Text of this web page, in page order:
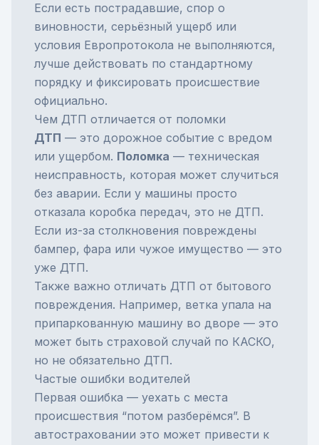
Если есть пострадавшие, спор о
виновности, серьёзный ущерб или
условия Европротокола не выполняются,
лучше действовать по стандартному
порядку и фиксировать происшествие
официально.
Чем ДТП отличается от поломки
ДТП — это дорожное событие с вредом
или ущербом. Поломка — техническая
неисправность, которая может случиться
без аварии. Если у машины просто
отказала коробка передач, это не ДТП.
Если из-за столкновения повреждены
бампер, фара или чужое имущество — это
уже ДТП.
Также важно отличать ДТП от бытового
повреждения. Например, ветка упала на
припаркованную машину во дворе — это
может быть страховой случай по КАСКО,
но не обязательно ДТП.
Частые ошибки водителей
Первая ошибка — уехать с места
происшествия “потом разберёмся”. В
автостраховании это может привести к